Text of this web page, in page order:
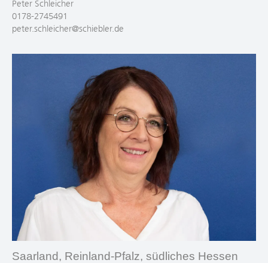
Peter Schleicher
0178-2745491
peter.schleicher@schiebler.de
Saarland, Reinland-Pfalz, südliches Hessen